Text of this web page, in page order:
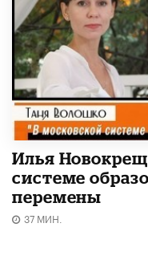
Илья
системе
перемены
37 МИН.